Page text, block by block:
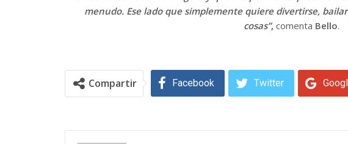
menudo. Ese lado que simplemente quiere divertirse,
cosas”, comenta Bello.
Compartir Facebook Twitter